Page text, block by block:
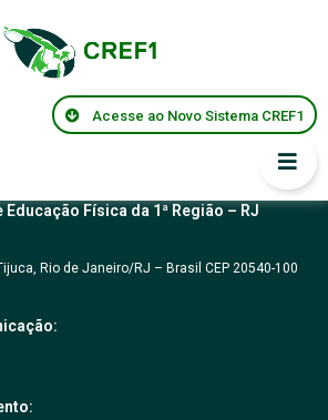
Acesse ao Novo Sistema CREF1
Federal
58/2004
Física da 1ª Região – RJ
Rio de Janeiro/RJ – Brasil CEP 20540-100